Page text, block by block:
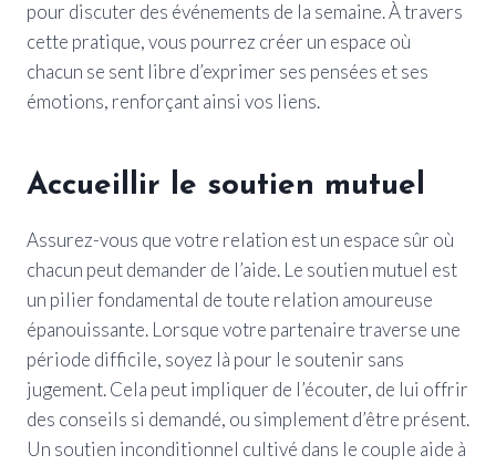
pour discuter des événements de la semaine. À travers
cette pratique, vous pourrez créer un espace où
chacun se sent libre d’exprimer ses pensées et ses
émotions, renforçant ainsi vos liens.
Accueillir le soutien mutuel
Assurez-vous que votre relation est un espace sûr où
chacun peut demander de l’aide. Le soutien mutuel est
un pilier fondamental de toute relation amoureuse
épanouissante. Lorsque votre partenaire traverse une
période difficile, soyez là pour le soutenir sans
jugement. Cela peut impliquer de l’écouter, de lui offrir
des conseils si demandé, ou simplement d’être présent.
Un soutien inconditionnel cultivé dans le couple aide à